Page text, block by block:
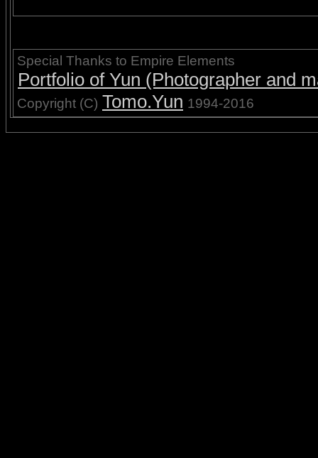
Special Thanks to Empire Elements
Portfolio of Yun (Photographer and
Copyright (C) Tomo.Yun 1994-2016